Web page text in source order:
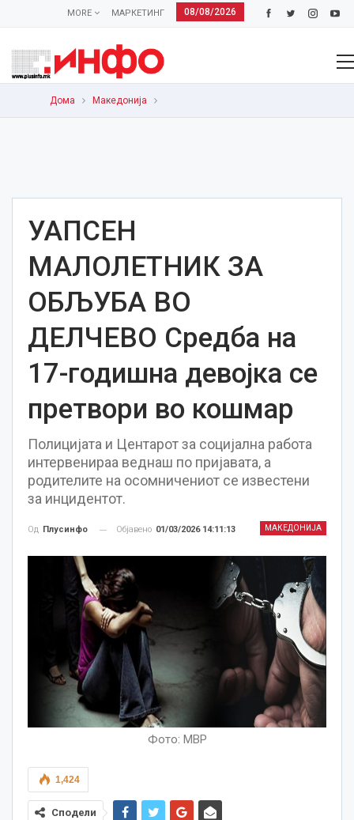
08/08/2026
МАРКЕТИНГ
MORE
Дома Македонија
УАПСЕН
МАЛОЛЕТНИК ЗА
ОБЉУБА ВО
ДЕЛЧЕВО Средба на
17-годишна девојка се
претвори во кошмар
Полицијата и Центарот за социјална работа
интервенираа веднаш по пријавата, а
родителите на осомничениот се известени
за инцидентот.
МАКЕДОНИЈА
Од Плусинфо Објавено 01/03/2026 14:11:13
Фото: МВР
1,424
Сподели